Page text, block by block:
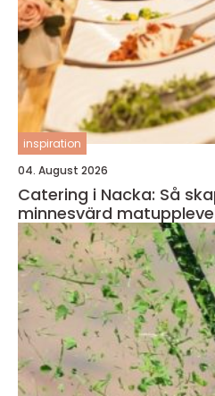
inspiration
04. August 2026
Catering i Nacka: Så
minnesvärd